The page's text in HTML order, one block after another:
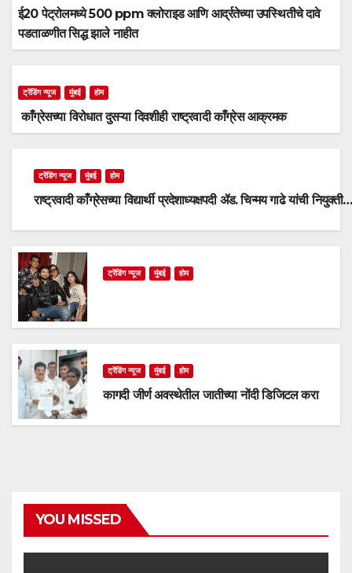
ई20 पेट्रोलमध्ये 500 ppm क्लोराइड आणि आर्द्रतेच्या उपस्थितीचे दावे
पडताळणीत सिद्ध झाले नाहीत
ट्रेंडिंग न्यूज मुंबई होम
काँग्रेसच्या विरोधात दुसऱ्या दिवशीही राष्ट्रवादी काँग्रेस आक्रमक
ट्रेंडिंग न्यूज मुंबई होम
राष्ट्रवादी काँग्रेसच्या विद्यार्थी प्रदेशाध्यक्षपदी ॲड. चिन्मय गाढे यांची नियुक्ती…
ट्रेंडिंग न्यूज मुंबई होम
ट्रेंडिंग न्यूज मुंबई होम
कागदी जीर्ण अवस्थेतील जातीच्या नोंदी डिजिटल करा
YOU MISSED